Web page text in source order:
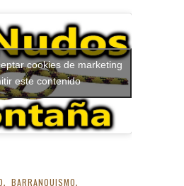
cookies de marketing
este contenido
, BARRANQUISMO,